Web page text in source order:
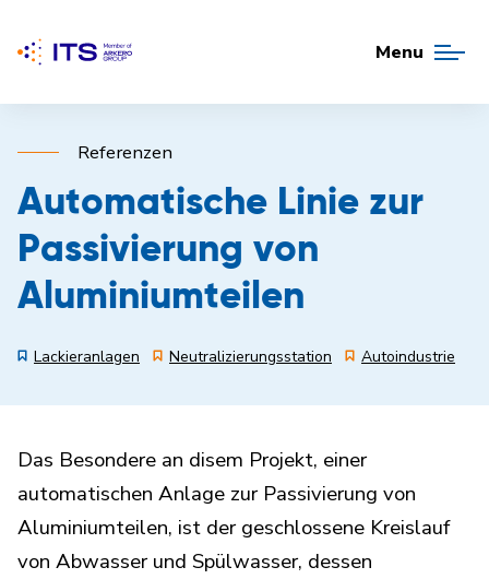
Menu
Referenzen
Automatische Linie zur
Passivierung von
Aluminiumteilen
Lackieranlagen Neutralizierungsstation Autoindustrie
Das Besondere an disem Projekt, einer
automatischen Anlage zur Passivierung von
Aluminiumteilen, ist der geschlossene Kreislauf
von Abwasser und Spülwasser, dessen